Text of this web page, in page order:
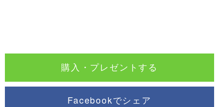
購入・プレゼントする
Facebookでシェア